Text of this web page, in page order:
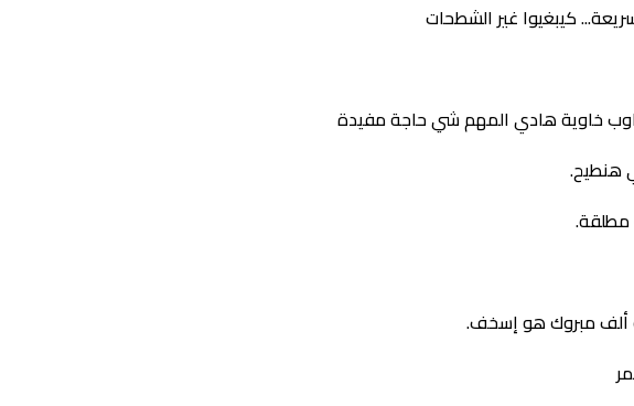
كيبغيوا غير الشطحات
خاوية هادي المهم شي حاجة مفيدة
هنطيح.
مطلقة.
ألف مبروك هو إسخف.